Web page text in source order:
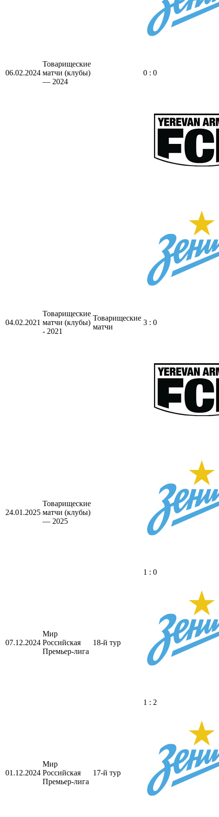
06.02.2024
Товарищеские
матчи (клубы)
— 2024
0 : 0
04.02.2021
Товарищеские
матчи (клубы)
- 2021
Товарищеские
матчи
3 : 0
24.01.2025
Товарищеские
матчи (клубы)
— 2025
1 : 0
07.12.2024
Мир
Российская
Премьер-лига
18-й тур
1 : 2
01.12.2024
Мир
Российская
Премьер-лига
17-й тур